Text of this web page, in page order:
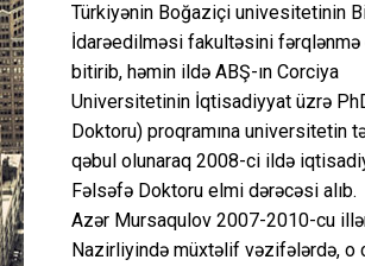
Türkiyənin Boğaziçi univesitetinin
İdarəedilməsi fakultəsini
bitirib, həmin ildə ABŞ-ın Corciya
Universitetinin İqtisadiyyat üzrə
Doktoru) proqramına universitetin
qəbul olunaraq 2008-ci ildə
Fəlsəfə Doktoru elmi dərəcəsi alıb.
Azər Mursaqulov 2007-2010-cu
Nazirliyində müxtəlif vəzifələrdə, o